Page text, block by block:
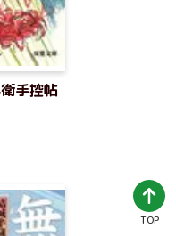
手控帖
TOP